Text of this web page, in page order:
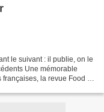
le suivant : il publie, on le
Une mémorable
la revue Food &